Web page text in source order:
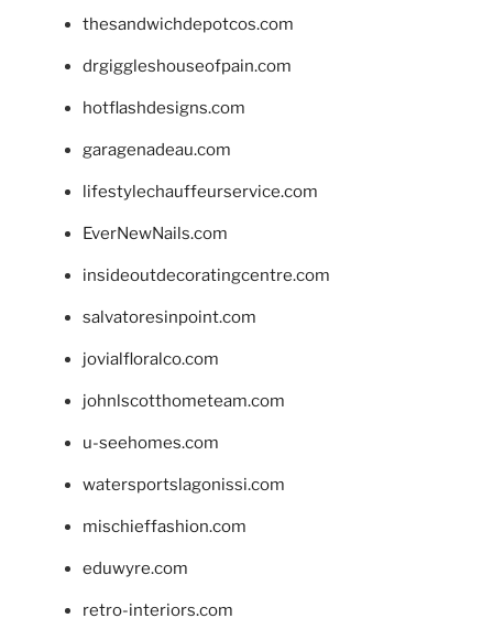
thesandwichdepotcos.com
drgiggleshouseofpain.com
hotflashdesigns.com
garagenadeau.com
lifestylechauffeurservice.com
EverNewNails.com
insideoutdecoratingcentre.com
salvatoresinpoint.com
jovialfloralco.com
johnlscotthometeam.com
u-seehomes.com
watersportslagonissi.com
mischieffashion.com
eduwyre.com
retro-interiors.com